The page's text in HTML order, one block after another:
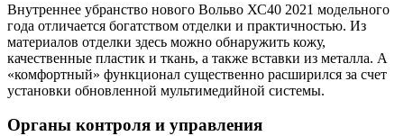
Внутреннее убранство нового Вольво ХС40 2021 модельного
года отличается богатством отделки и практичностью. Из
материалов отделки здесь можно обнаружить кожу,
качественные пластик и ткань, а также вставки из металла. А
«комфортный» функционал существенно расширился за счет
установки обновленной мультимедийной системы.
Органы контроля и управления